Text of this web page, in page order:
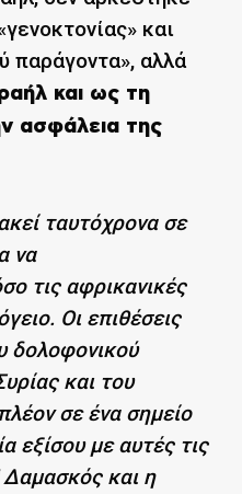
και
παράγοντα», αλλά
και ως τη
ασφάλεια της
ταυτόχρονα σε
να
τις αφρικανικές
Οι επιθέσεις
δολοφονικού
και του
σε ένα σημείο
εξίσου με αυτές τις
και η